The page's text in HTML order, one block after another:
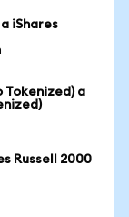
iShares
Tokenized) a
Russell 2000